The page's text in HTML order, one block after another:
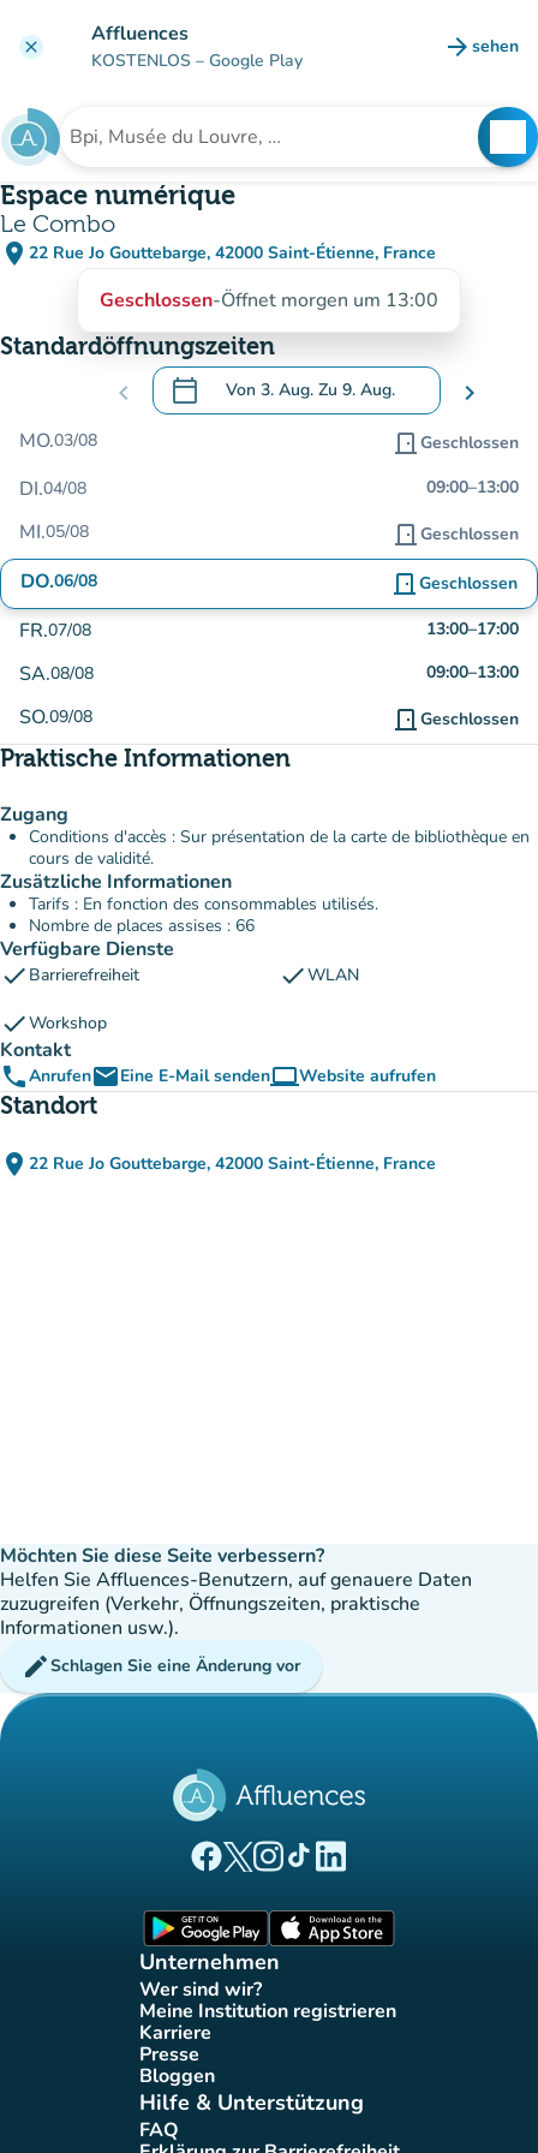
clear Affluences
KOSTENLOS – Google Play arrow_forward sehen
(new
Suche nach einer Einrichtung
Espace numérique
Le Combo
place 22 Rue Jo Gouttebarge, 42000 Saint-Étienne, France
(in Google Maps öffnen)
(new tab)
Geschlossen-Öffnet morgen um 13:00
Standardöffnungszeiten
chevron_left calendar_today Von 3. Aug. Zu 9. Aug.
.Öffnen Sie den Kalender, um Daten zu
chevron_right
MO.03/08 door_front Geschlossen
DI.04/08 09:00–13:00
MI.05/08 door_front Geschlossen
DO.06/08 door_front Geschlossen
FR.07/08 13:00–17:00
SA.08/08 09:00–13:00
SO.09/08 door_front Geschlossen
Praktische Informationen
Zugang
Conditions d'accès : Sur présentation de la carte de bibliothèque en
cours de validité.
Zusätzliche Informationen
Tarifs : En fonction des consommables utilisés.
Nombre de places assises : 66
Verfügbare Dienste
check Barrierefreiheit checkWLAN
checkWorkshop
Kontakt
phoneAnrufenemailEine E-Mail sendencomputerWebsite aufrufen
(new tab)
Standort
place 22 Rue Jo Gouttebarge, 42000 Saint-Étienne, France
(in Google Maps öffnen)
(new tab)
Möchten Sie diese Seite verbessern?
Helfen Sie Affluences-Benutzern, auf genauere Daten
zuzugreifen (Verkehr, Öffnungszeiten, praktische
Informationen usw.).
editSchlagen Sie eine Änderung vor
(new tab)
(new tab)
(new tab)(new tab)
(new tab)
Unternehmen
Wer sind wir?
(new tab)
Meine Institution registrieren
(new tab)
Karriere(new tab)
Presse(new tab)
Bloggen
(new tab)
Hilfe & Unterstützung
FAQ(new tab)